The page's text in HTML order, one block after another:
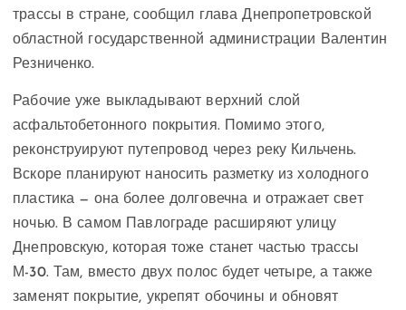
трассы в стране, сообщил глава Днепропетровской
областной государственной администрации Валентин
Резниченко.
Рабочие уже выкладывают верхний слой
асфальтобетонного покрытия. Помимо этого,
реконструируют путепровод через реку Кильчень.
Вскоре планируют наносить разметку из холодного
пластика — она более долговечна и отражает свет
ночью. В самом Павлограде расширяют улицу
Днепровскую, которая тоже станет частью трассы
М-30. Там, вместо двух полос будет четыре, а также
заменят покрытие, укрепят обочины и обновят